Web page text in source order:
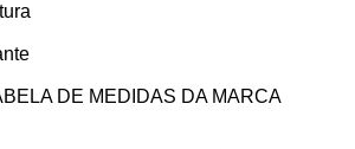
DE MEDIDAS DA MARCA